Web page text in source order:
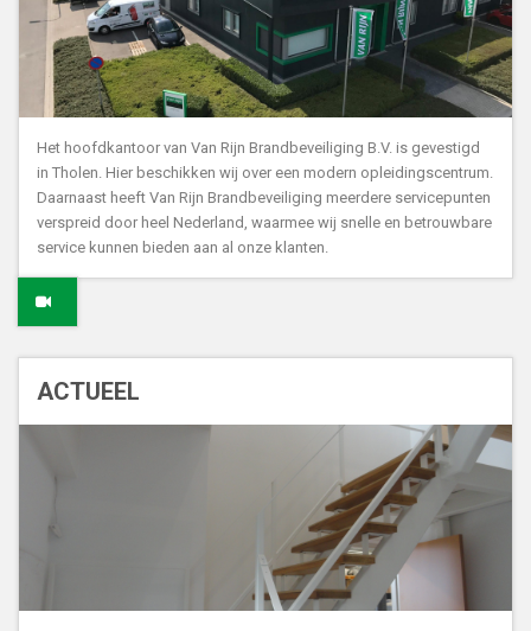
Het hoofdkantoor van Van Rijn Brandbeveiliging B.V. is gevestigd
in Tholen. Hier beschikken wij over een modern opleidingscentrum.
Daarnaast heeft Van Rijn Brandbeveiliging meerdere servicepunten
verspreid door heel Nederland, waarmee wij snelle en betrouwbare
service kunnen bieden aan al onze klanten.
ACTUEEL